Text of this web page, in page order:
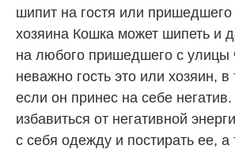
шипит на гостя или
хозяина Кошка может шипеть и
на любого пришедшего с улицы
неважно гость это или хозяин, в
если он принес на себе
избавиться от негативной
с себя одежду и постирать ее, а